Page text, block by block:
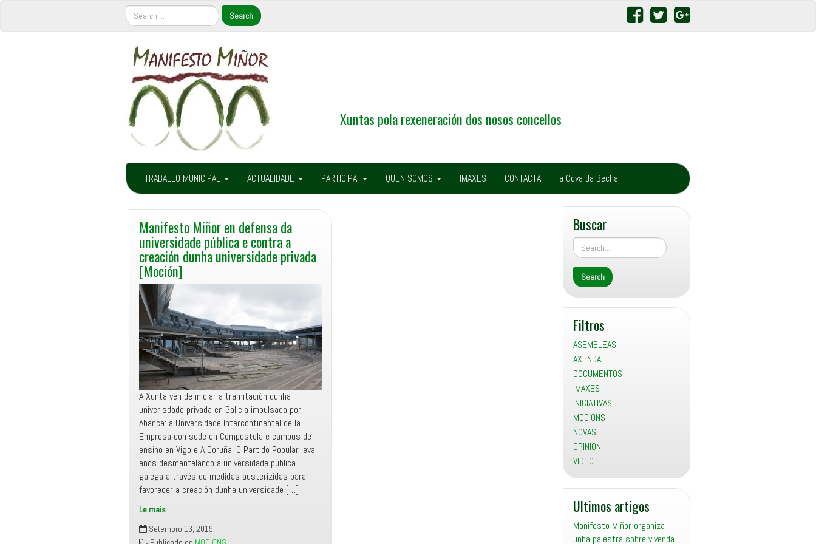
Xuntas pola rexeneración dos nosos concellos
TRABALLO MUNICIPAL ACTUALIDADE PARTICIPA! QUEN SOMOS IMAXES CONTACTA a Cova da Becha
Manifesto Miñor en defensa da
universidade pública e contra a
creación dunha universidade privada
[Moción]
A Xunta vén de iniciar a tramitación dunha
univerisdade privada en Galicia impulsada por
Abanca: a Universidade Intercontinental de la
Empresa con sede en Compostela e campus de
ensino en Vigo e A Coruña. O Partido Popular leva
anos desmantelando a universidade pública
galega a través de medidas austerizidas para
favorecer a creación dunha universidade […]
Le mais
Manifesto
MiñorSetembro 13, 2019
Buscar
Filtros
ASEMBLEAS
AXENDA
DOCUMENTOS
IMAXES
INICIATIVAS
MOCIONS
NOVAS
OPINION
VIDEO
Ultimos artigos
Manifesto Miñor organiza
unha palestra sobre vivenda